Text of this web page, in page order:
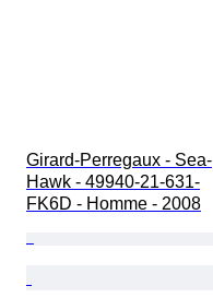
Girard-Perregaux - Sea-
Hawk - 49940-21-631-
FK6D - Homme - 2008